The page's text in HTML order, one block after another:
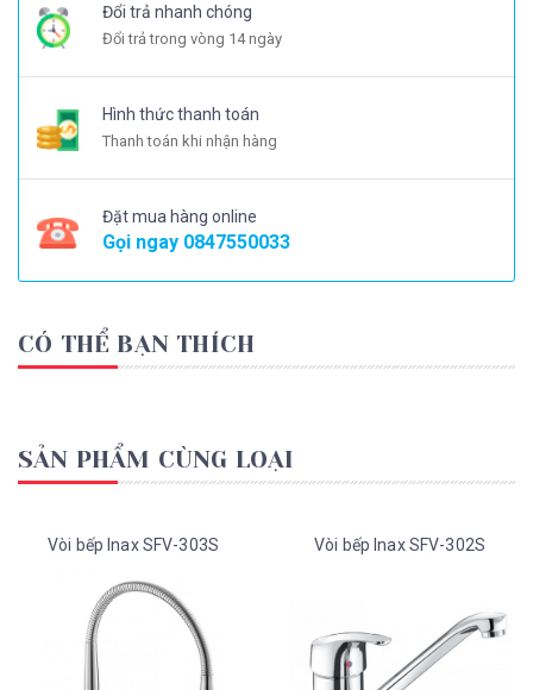
Đổi trả nhanh chóng
Đổi trả trong vòng 14 ngày
Hình thức thanh toán
Thanh toán khi nhận hàng
Đặt mua hàng online
Gọi ngay 0847550033
CÓ THỂ BẠN THÍCH
SẢN PHẨM CÙNG LOẠI
Vòi bếp Inax SFV-303S Vòi bếp Inax SFV-302S